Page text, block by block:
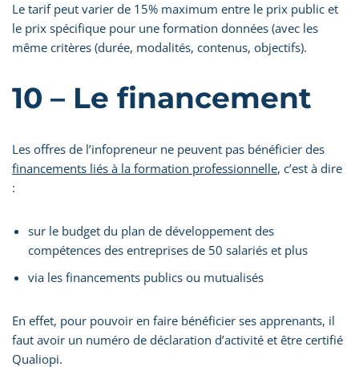
Le tarif peut varier de 15% maximum entre le prix public et
le prix spécifique pour une formation données (avec les
même critères (durée, modalités, contenus, objectifs).
10 – Le financement
Les offres de l’infopreneur ne peuvent pas bénéficier des
financements liés à la formation professionnelle, c’est à dire
:
sur le budget du plan de développement des
compétences des entreprises de 50 salariés et plus
via les financements publics ou mutualisés
En effet, pour pouvoir en faire bénéficier ses apprenants, il
faut avoir un numéro de déclaration d’activité et être certifié
Qualiopi.